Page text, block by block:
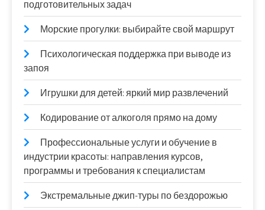
подготовительных задач
Морские прогулки: выбирайте свой маршрут
Психологическая поддержка при выводе из
запоя
Игрушки для детей: яркий мир развлечений
Кодирование от алкоголя прямо на дому
Профессиональные услуги и обучение в
индустрии красоты: направления курсов,
программы и требования к специалистам
Экстремальные джип-туры по бездорожью